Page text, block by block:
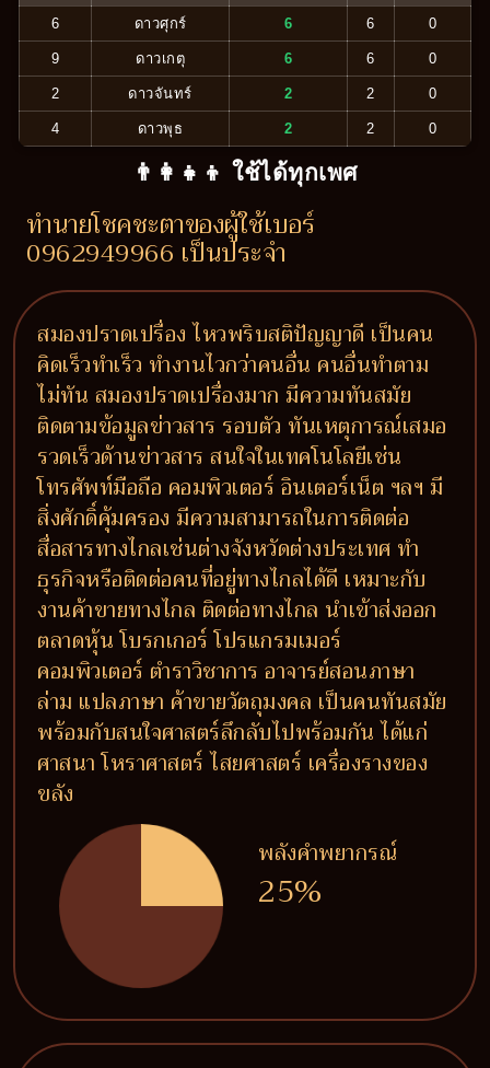
6 ดาวศุกร์ 6 6 0
9 ดาวเกตุ 6 6 0
2 ดาวจันทร์ 2 2 0
4 ดาวพุธ 2 2 0
👨‍👩‍👧‍👦 ใช้ได้ทุกเพศ
ทำนายโชคชะตาของผู้ใช้เบอร์
0962949966 เป็นประจำ
สมองปราดเปรื่อง ไหวพริบสติปัญญาดี เป็นคน
คิดเร็วทำเร็ว ทำงานไวกว่าคนอื่น คนอื่นทำตาม
ไม่ทัน สมองปราดเปรื่องมาก มีความทันสมัย
ติดตามข้อมูลข่าวสาร รอบตัว ทันเหตุการณ์เสมอ
รวดเร็วด้านข่าวสาร สนใจในเทคโนโลยีเช่น
โทรศัพท์มือถือ คอมพิวเตอร์ อินเตอร์เน็ต ฯลฯ มี
สิ่งศักดิ์คุ้มครอง มีความสามารถในการติดต่อ
สื่อสารทางไกลเช่นต่างจังหวัดต่างประเทศ ทำ
ธุรกิจหรือติดต่อคนที่อยู่ทางไกลได้ดี เหมาะกับ
งานค้าขายทางไกล ติดต่อทางไกล นำเข้าส่งออก
ตลาดหุ้น โบรกเกอร์ โปรแกรมเมอร์
คอมพิวเตอร์ ตำราวิชาการ อาจารย์สอนภาษา
ล่าม แปลภาษา ค้าขายวัตถุมงคล เป็นคนทันสมัย
พร้อมกับสนใจศาสตร์ลึกลับไปพร้อมกัน ได้แก่
ศาสนา โหราศาสตร์ ไสยศาสตร์ เครื่องรางของ
ขลัง
พลังคำพยากรณ์
25%